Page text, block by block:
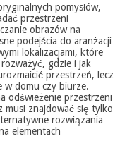
pomysłów,
przestrzeni
obrazów na
podejścia do aranżacji
lokalizacjami, które
gdzie i jak
przestrzeń, lecz
w domu czy biurze.
odświeżenie przestrzeni
musi znajdować się tylko
rozwiązania
elementach